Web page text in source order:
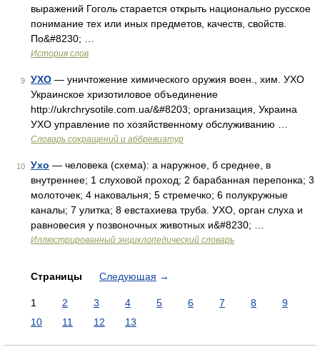
выражений Гоголь старается открыть национально русское
понимание тех или иных предметов, качеств, свойств.
По&#8230; …
История слов
9 УХО — уничтожение химического оружия воен., хим. УХО
Украинское хризотиловое объединение
http://ukrchrysotile.com.ua/&#8203; организация, Украина
УХО управление по хозяйственному обслуживанию …
Словарь сокращений и аббревиатур
10 Ухо — человека (схема): а наружное, б среднее, в
внутреннее; 1 слуховой проход; 2 барабанная перепонка; 3
молоточек; 4 наковальня; 5 стремечко; 6 полукружные
каналы; 7 улитка; 8 евстахиева труба. УХО, орган слуха и
равновесия у позвоночных животных и&#8230; …
Иллюстрированный энциклопедический словарь
Страницы Следующая →
1 2 3 4 5 6 7 8
9
10
11 12 13